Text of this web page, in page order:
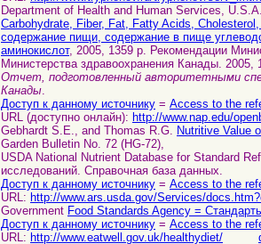
Department of Health and Human Services,
Carbohydrate, Fiber, Fat, Fatty Acids,
содержание пищи, содержание в пище
аминокислот, 2005, 1359 p. Рекомендации
Министерства здравоохранения Канады. 2005,
Отчет, подготовленный авторитетными
Канады.
Доступ к данному источнику = Access to the
URL (доступно онлайн): http://www.nap.edu/
Gebhardt S.E., and Thomas R.G. Nutritive Value
Garden Bulletin No. 72 (HG-72),
USDA National Nutrient Database for Standard
исследований. Справочная база данных.
Доступ к данному источнику = Access to the
URL: http://www.ars.usda.gov/Services/
Government Food Standards Agency =
Доступ к данному источнику = Access to the
URL: http://www.eatwell.gov.uk/healthydiet/